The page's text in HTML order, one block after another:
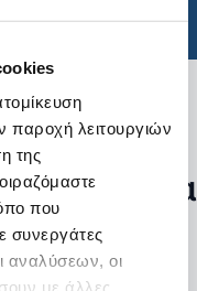
παροχή λειτουργιών
της
που
συνεργάτες
αναλύσεων, οι
με άλλες
με τα